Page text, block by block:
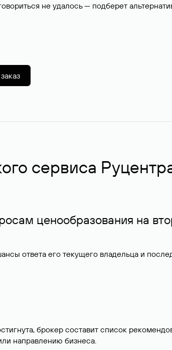
не удалось — подберет
сервиса
ценообразования на
ответа его текущего владельца и
брокер составит список
направлению бизнеса.